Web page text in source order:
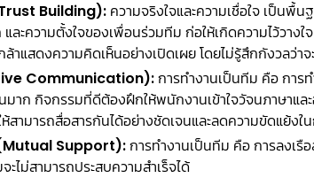
(Trust Building): ความจริงใจและความเชื่อใจ เป็น
ละความตั้งใจของเพื่อนร่วมทีม ก่อให้เกิดความไว้วางใ
าแสดงความคิดเห็นอย่างเปิดเผย โดยไม่รู้สึกกังวลว่า
Communication):การทำงานเป็นทีม คือ กา
าก กิจกรรมที่ดีต้องฝึกให้พนักงานเข้าใจวัจนภาษาแล
สามารถสื่อสารกันได้อย่างชัดเจนและลดความขัดแย้งใ
(Mutual Support):การทํางานเป็นทีม คือ การลงเรื
ไม่สามารถประสบความสําเร็จได้